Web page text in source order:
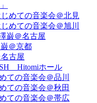
めての音楽会＠北見
めての音楽会＠旭川
巌＠名古屋
＠京都
古屋
Hitomiホール
ての音楽会＠品川
ての音楽会＠秋田
ての音楽会＠帯広